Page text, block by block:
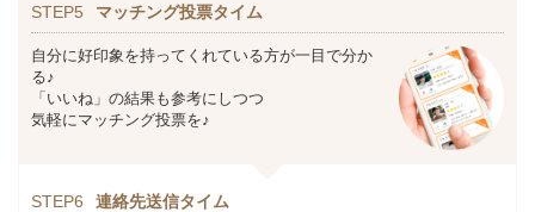
STEP5 マッチング投票タイム
自分に好印象を持ってくれている方が一目で分か
る♪
「いいね」の結果も参考にしつつ
気軽にマッチング投票を♪
STEP6 連絡先送信タイム